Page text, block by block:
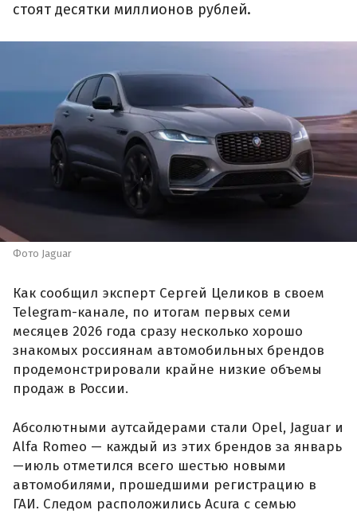
стоят десятки миллионов рублей.
Фото Jaguar
Как сообщил эксперт Сергей Целиков в своем
Telegram-канале, по итогам первых семи
месяцев 2026 года сразу несколько хорошо
знакомых россиянам автомобильных брендов
продемонстрировали крайне низкие объемы
продаж в России.
Абсолютными аутсайдерами стали Opel, Jaguar и
Alfa Romeo — каждый из этих брендов за январь
—июль отметился всего шестью новыми
автомобилями, прошедшими регистрацию в
ГАИ. Следом расположились Acura с семью